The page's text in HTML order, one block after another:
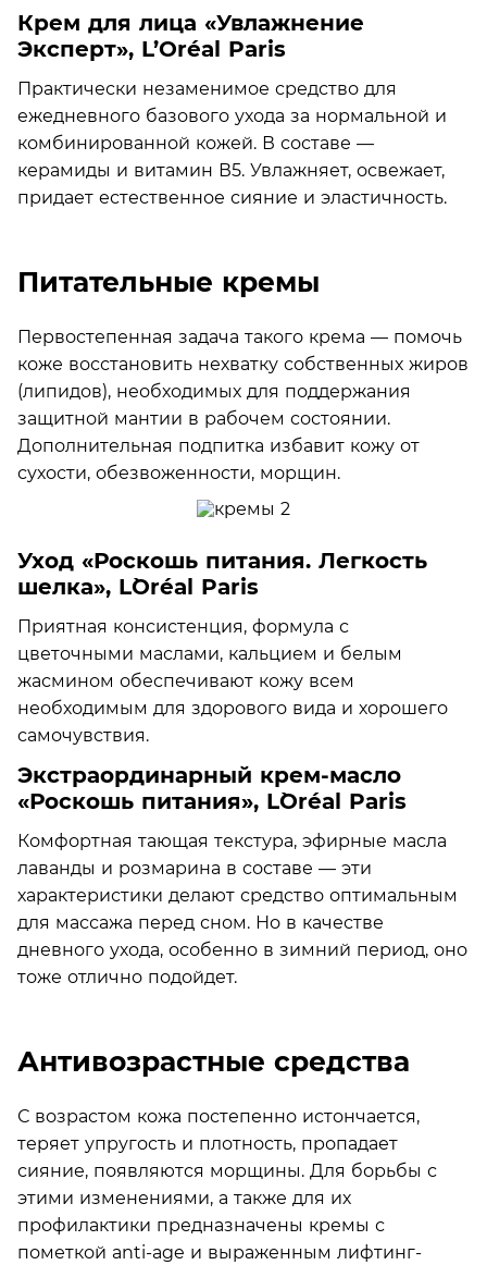
Крем для лица «Увлажнение
Эксперт», L’Oréal Paris
Практически незаменимое средство для
ежедневного базового ухода за нормальной и
комбинированной кожей. В составе —
керамиды и витамин В5. Увлажняет, освежает,
придает естественное сияние и эластичность.
Питательные кремы
Первостепенная задача такого крема — помочь
коже восстановить нехватку собственных жиров
(липидов), необходимых для поддержания
защитной мантии в рабочем состоянии.
Дополнительная подпитка избавит кожу от
сухости, обезвоженности, морщин.
Уход «Роскошь питания. Легкость
шелка», L`Oréal Paris
Приятная консистенция, формула с
цветочными маслами, кальцием и белым
жасмином обеспечивают кожу всем
необходимым для здорового вида и хорошего
самочувствия.
Экстраординарный крем-масло
«Роскошь питания», L`Oréal Paris
Комфортная тающая текстура, эфирные масла
лаванды и розмарина в составе — эти
характеристики делают средство оптимальным
для массажа перед сном. Но в качестве
дневного ухода, особенно в зимний период, оно
тоже отлично подойдет.
Антивозрастные средства
С возрастом кожа постепенно истончается,
теряет упругость и плотность, пропадает
сияние, появляются морщины. Для борьбы с
этими изменениями, а также для их
профилактики предназначены кремы с
пометкой anti-age и выраженным лифтинг-